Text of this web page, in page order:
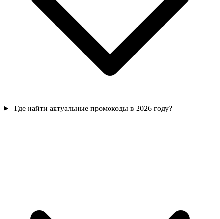
Где найти актуальные промокоды в 2026 году?